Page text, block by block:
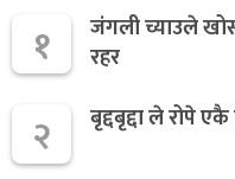
१
जंगली च्याउले
रहर
२ बृद्दबृद्दा ले रोपे